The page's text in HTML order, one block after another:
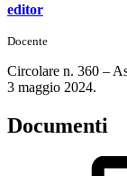
editor
Docente
Circolare n. 360 –
3 maggio 2024.
Documenti